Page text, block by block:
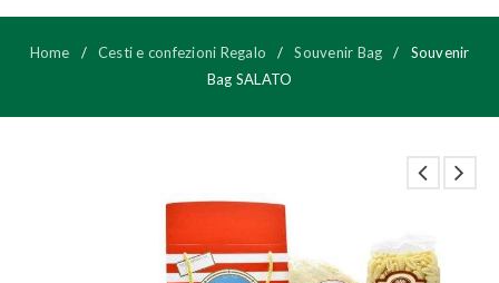
Home / Cesti e confezioni Regalo / Souvenir Bag /
Souvenir
Bag SALATO